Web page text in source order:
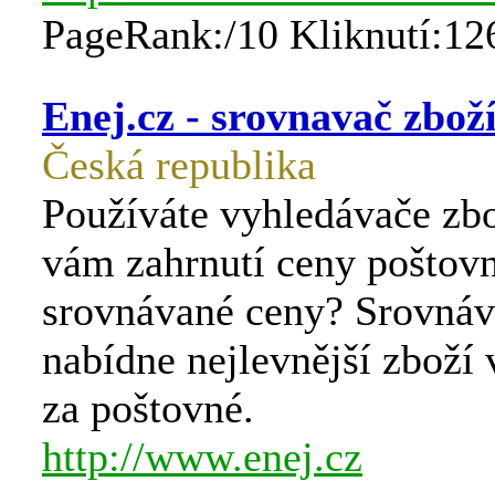
PageRank:/10
Enej.cz - srovnavač
Česká republika
Používáte vyhledávače
vám zahrnutí ceny
srovnávané ceny?
nabídne nejlevnější zboží
za poštovné.
http://www.enej.cz